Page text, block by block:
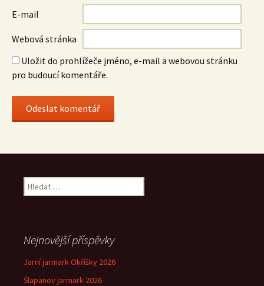
E-mail
Webová stránka
Uložit do prohlížeče jméno, e-mail a webovou stránku
pro budoucí komentáře.
Vyhledávání
Nejnovější příspěvky
Jarní jarmark Okříšky 2026
Šlapanov jarmark 2026